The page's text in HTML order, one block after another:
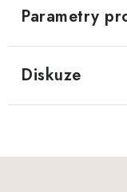
Parametry
Diskuze